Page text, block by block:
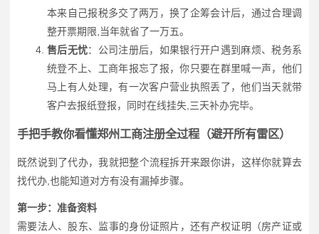
本来自己报税多交了两万，换了企筹会计后，通过合理调
整开票期限,当年就省了一万五。
售后无忧：公司注册后，如果银行开户遇到麻烦、税务系
统登不上、工商年报忘了报，你只要在群里喊一声，他们
马上有人处理，有一次客户营业执照丢了，他们当天就带
客户去报纸登报，同时在线挂失,三天补办完毕。
手把手教你看懂郑州工商注册全过程（避开所有雷区）
既然说到了代办，我就把整个流程拆开来跟你讲，这样你就算去
找代办,也能知道对方有没有漏掉步骤。
第一步：准备资料
需要法人、股东、监事的身份证照片，还有产权证明（房产证或